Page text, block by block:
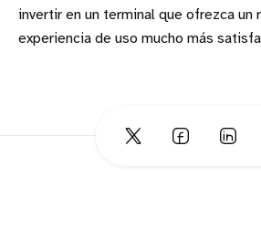
invertir en un terminal que ofrezca un
experiencia de uso mucho más